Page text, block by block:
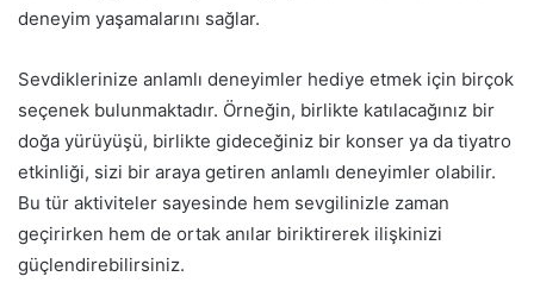
deneyim yaşamalarını sağlar.
Sevdiklerinize anlamlı deneyimler hediye etmek için birçok
seçenek bulunmaktadır. Örneğin, birlikte katılacağınız bir
doğa yürüyüşü, birlikte gideceğiniz bir konser ya da tiyatro
etkinliği, sizi bir araya getiren anlamlı deneyimler olabilir.
Bu tür aktiviteler sayesinde hem sevgilinizle zaman
geçirirken hem de ortak anılar biriktirerek ilişkinizi
güçlendirebilirsiniz.